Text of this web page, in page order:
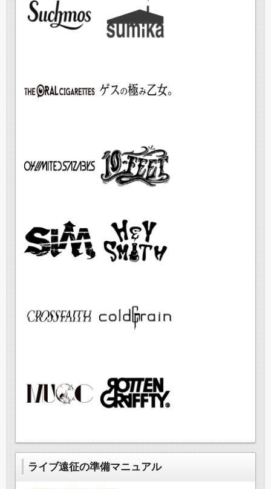
ライブ遠征の準備マニュアル